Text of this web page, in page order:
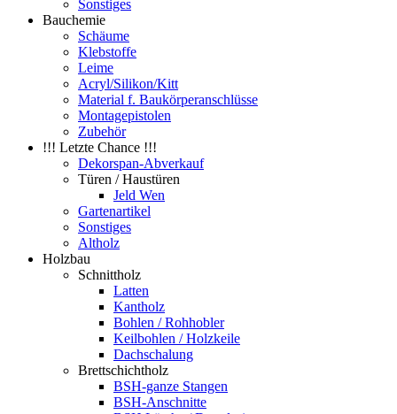
Sonstiges
Bauchemie
Schäume
Klebstoffe
Leime
Acryl/Silikon/Kitt
Material f. Baukörperanschlüsse
Montagepistolen
Zubehör
!!! Letzte Chance !!!
Dekorspan-Abverkauf
Türen / Haustüren
Jeld Wen
Gartenartikel
Sonstiges
Altholz
Holzbau
Schnittholz
Latten
Kantholz
Bohlen / Rohhobler
Keilbohlen / Holzkeile
Dachschalung
Brettschichtholz
BSH-ganze Stangen
BSH-Anschnitte